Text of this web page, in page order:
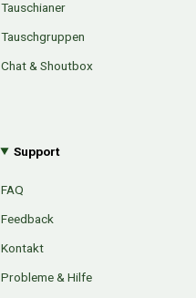
Tauschianer
Tauschgruppen
Chat & Shoutbox
Support
FAQ
Feedback
Kontakt
Probleme & Hilfe